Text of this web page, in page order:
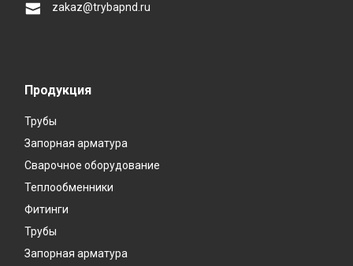
Продукция
Трубы
Запорная арматура
Сварочное оборудование
Теплообменники
Фитинги
Трубы
Запорная арматура
zakaz@trybapnd.ru